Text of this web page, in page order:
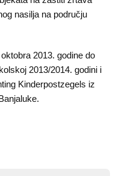
nasilja na području
2013. godine do
2013/2014. godini i
Kinderpostzegels iz